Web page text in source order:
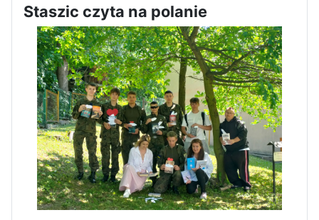
Zakończenie praktyk w
Portugalii
Rozpoczęcie kampanii „Gotowi
na kryzys” w ZSP w Iłży
Staszic czyta na polanie